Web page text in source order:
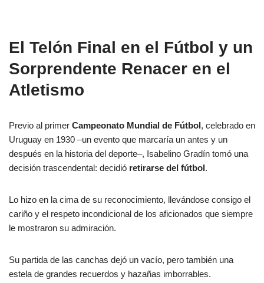
El Telón Final en el Fútbol y un
Sorprendente Renacer en el
Atletismo
Previo al primer Campeonato Mundial de Fútbol, celebrado en
Uruguay en 1930 –un evento que marcaría un antes y un
después en la historia del deporte–, Isabelino Gradín tomó una
decisión trascendental: decidió retirarse del fútbol.
Lo hizo en la cima de su reconocimiento, llevándose consigo el
cariño y el respeto incondicional de los aficionados que siempre
le mostraron su admiración.
Su partida de las canchas dejó un vacío, pero también una
estela de grandes recuerdos y hazañas imborrables.